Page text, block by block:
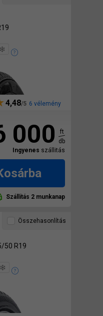
4,48 6 vélemény
000
ft
db
Ingyenes szállitás
Szállítás 2 munkanap
50 R19
Összehasonlítás